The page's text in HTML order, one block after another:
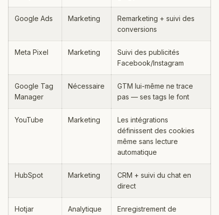
Google Ads Marketing
Remarketing + suivi des
conversions
Meta Pixel Marketing
Suivi des publicités
Facebook/Instagram
Google Tag
Manager
Nécessaire
GTM lui-même ne trace
pas — ses tags le font
YouTube Marketing
Les intégrations
définissent des cookies
même sans lecture
automatique
HubSpot Marketing
CRM + suivi du chat en
direct
Hotjar Analytique
Enregistrement de